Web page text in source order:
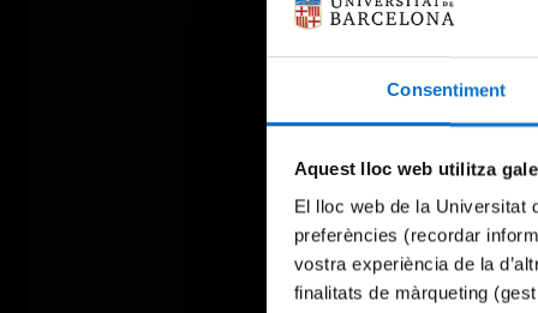
Consentiment
Aquest lloc web utilitza
El lloc web de la Universitat
preferències (recordar
vostra experiència de la
finalitats de màrqueting